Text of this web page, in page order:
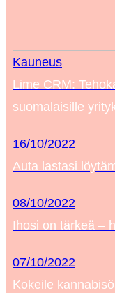
Kauneus
Lime CRM:
suomalaisille
16/10/2022
Auta lastasi
08/10/2022
Ihosi on tärkeä –
07/10/2022
Kokeile